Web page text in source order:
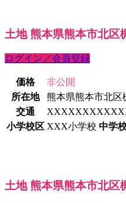
土地 熊本県熊本市北区
ログイン／会員登録
価格
非公開
所在地
熊本県熊本市北区
交通
小学校区 XXX小学校 中学
土地 熊本県熊本市北区